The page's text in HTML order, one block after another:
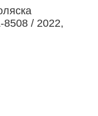
8508 / 2022,